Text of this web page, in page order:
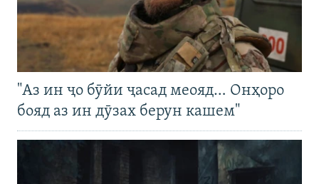
"Аз ин ҷо бӯйи ҷасад меояд… Онҳоро
бояд аз ин дӯзах берун кашем"